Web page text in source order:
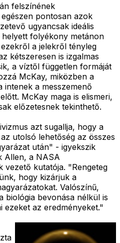
felszínének
pontosan azok
ugyancsak ideális
folyékony metánon
a jelekről tényleg
kétszeresen is izgalmas
a víztől független formáját
McKay, miközben a
intenek a messzemenő
McKay maga is elismeri,
előzetesnek tekinthető.
azt sugallja, hogy a
utolsó lehetőség az összes
után" - igyekszik
Allen, a NASA
vezető kutatója. "Rengeteg
hogy kizárjuk a
Valószínű,
biológia bevonása nélkül is
ezeket az eredményeket."